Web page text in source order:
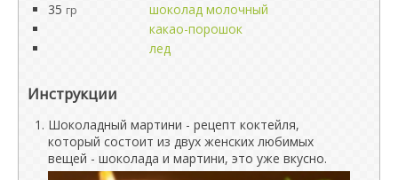
35 гр
шоколад молочный
какао-порошок
лед
Инструкции
Шоколадный мартини - рецепт коктейля,
который состоит из двух женских любимых
вещей - шоколада и мартини, это уже вкусно.